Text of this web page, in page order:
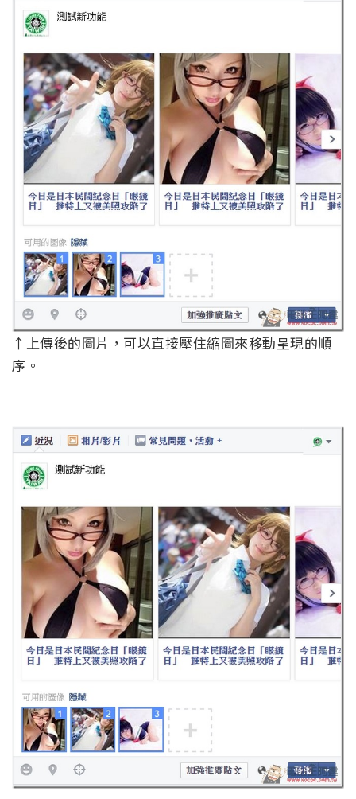
↑上傳後的圖片，可以直接壓住縮圖來移動呈現的順
序。